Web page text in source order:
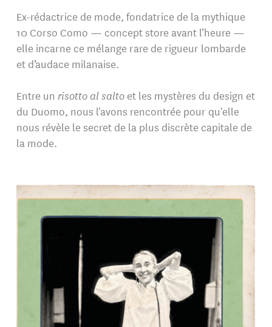
Ex-rédactrice de mode, fondatrice de la mythique
10 Corso Como — concept store avant l’heure —
elle incarne ce mélange rare de rigueur lombarde
et d’audace milanaise.
Entre un risotto al salto et les mystères du design et
du Duomo, nous l'avons rencontrée pour qu'elle
nous révèle le secret de la plus discrète capitale de
la mode.